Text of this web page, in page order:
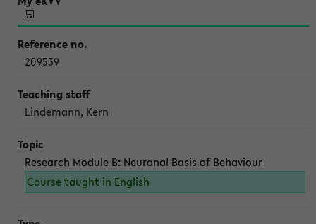
209539
Lindemann, Kern
Research Module B: Neuronal Basis of Behaviour
Course taught in English